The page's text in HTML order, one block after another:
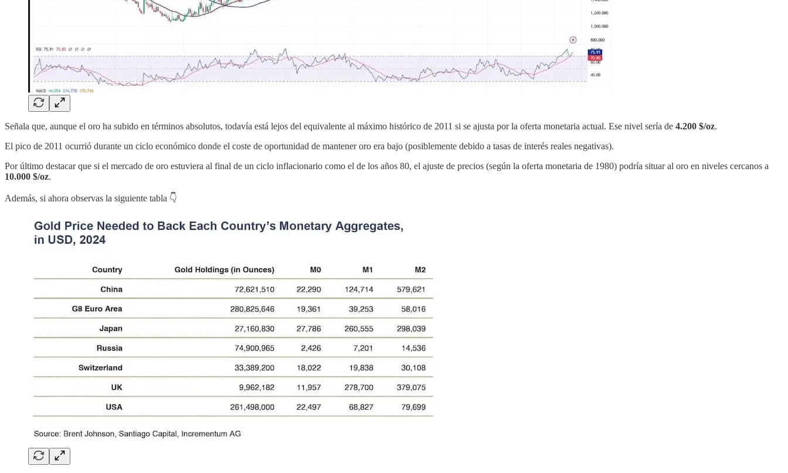
Señala que, aunque el oro ha subido en términos absolutos, todavía está lejos del equivalente al máximo histórico de 2011 si se ajusta por la oferta monetaria actual. Ese nivel sería de 4.200 $/oz.
El pico de 2011 ocurrió durante un ciclo económico donde el coste de oportunidad de mantener oro era bajo (posiblemente debido a tasas de interés reales negativas).
Por último destacar que si el mercado de oro estuviera al final de un ciclo inflacionario como el de los años 80, el ajuste de precios (según la oferta monetaria de 1980) podría situar al oro en niveles cercanos a
10.000 $/oz.
Además, si ahora observas la siguiente tabla 👇